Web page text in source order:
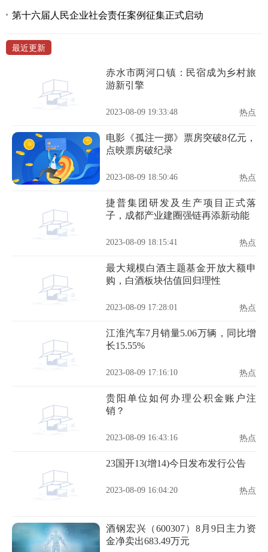
第十六届人民企业社会责任案例征集正式启动
最近更新
赤水市两河口镇：民宿成为乡村旅
游新引擎
2023-08-09 19:33:48 热点
电影《孤注一掷》票房突破8亿元，
点映票房破纪录
2023-08-09 18:50:46 热点
捷普集团研发及生产项目正式落
子，成都产业建圈强链再添新动能
2023-08-09 18:15:41 热点
最大规模白酒主题基金开放大额申
购，白酒板块估值回归理性
2023-08-09 17:28:01 热点
江淮汽车7月销量5.06万辆，同比增
长15.55%
2023-08-09 17:16:10 热点
贵阳单位如何办理公积金账户注
销？
2023-08-09 16:43:16 热点
23国开13(增14)今日发布发行公告
2023-08-09 16:04:20 热点
酒钢宏兴（600307）8月9日主力资
金净卖出683.49万元